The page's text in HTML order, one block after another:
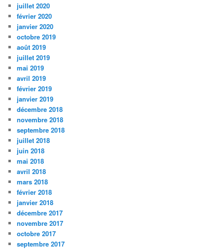
juillet 2020
février 2020
janvier 2020
octobre 2019
août 2019
juillet 2019
mai 2019
avril 2019
février 2019
janvier 2019
décembre 2018
novembre 2018
septembre 2018
juillet 2018
juin 2018
mai 2018
avril 2018
mars 2018
février 2018
janvier 2018
décembre 2017
novembre 2017
octobre 2017
septembre 2017